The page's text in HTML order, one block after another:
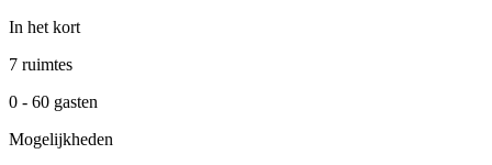
In het kort
7 ruimtes
0 - 60 gasten
Mogelijkheden